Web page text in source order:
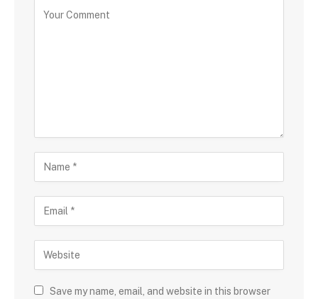
Save my name, email, and website in this browser